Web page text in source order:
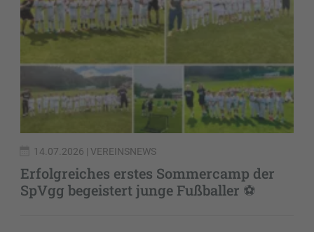
14.07.2026 | VEREINSNEWS
Erfolgreiches erstes Sommercamp der
SpVgg begeistert junge Fußballer ⚽️